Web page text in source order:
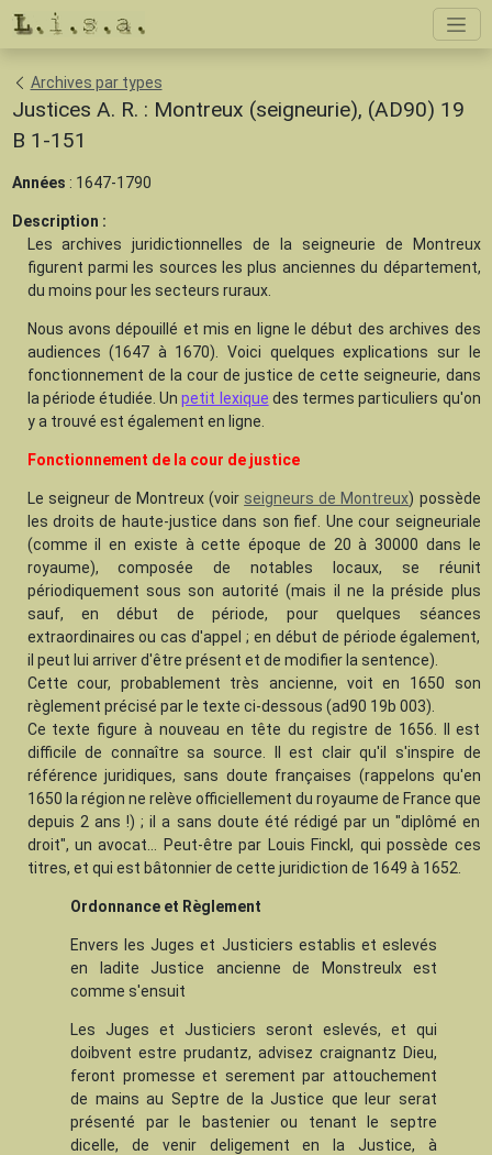
Archives par types
Justices A. R. : Montreux (seigneurie), (AD90) 19
B 1-151
Années : 1647-1790
Description :
Les archives juridictionnelles de la seigneurie de Montreux
figurent parmi les sources les plus anciennes du département,
du moins pour les secteurs ruraux.
Nous avons dépouillé et mis en ligne le début des archives des
audiences (1647 à 1670). Voici quelques explications sur le
fonctionnement de la cour de justice de cette seigneurie, dans
la période étudiée. Unpetit lexique des termes particuliers qu'on
y a trouvé est également en ligne.
Fonctionnement de la cour de justice
Le seigneur de Montreux (voir seigneurs de Montreux) possède
les droits de haute-justice dans son fief. Une cour seigneuriale
(comme il en existe à cette époque de 20 à 30000 dans le
royaume), composée de notables locaux, se réunit
périodiquement sous son autorité (mais il ne la préside plus
sauf, en début de période, pour quelques séances
extraordinaires ou cas d'appel ; en début de période également,
il peut lui arriver d'être présent et de modifier la sentence).
Cette cour, probablement très ancienne, voit en 1650 son
règlement précisé par le texte ci-dessous (ad90 19b 003).
Ce texte figure à nouveau en tête du registre de 1656. Il est
difficile de connaître sa source. Il est clair qu'il s'inspire de
référence juridiques, sans doute françaises (rappelons qu'en
1650 la région ne relève officiellement du royaume de France que
depuis 2 ans !) ; il a sans doute été rédigé par un "diplômé en
droit", un avocat... Peut-être par Louis Finckl, qui possède ces
titres, et qui est bâtonnier de cette juridiction de 1649 à 1652.
Ordonnance et Règlement
Envers les Juges et Justiciers establis et eslevés
en ladite Justice ancienne de Monstreulx est
comme s'ensuit
Les Juges et Justiciers seront eslevés, et qui
doibvent estre prudantz, advisez craignantz Dieu,
feront promesse et serement par attouchement
de mains au Septre de la Justice que leur serat
présenté par le bastenier ou tenant le septre
dicelle, de venir deligement en la Justice, à